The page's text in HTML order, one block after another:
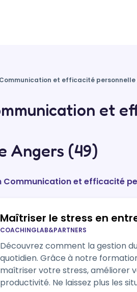
et efficacité
et
Angers (49)
et efficacité
Maîtriser le stress en
COACHINGLAB&PARTNERS
Découvrez comment la gestion
quotidien. Grâce à notre
maîtriser votre stress,
productivité. Ne laissez plus les situations de stress vous contrôler : reprenez les